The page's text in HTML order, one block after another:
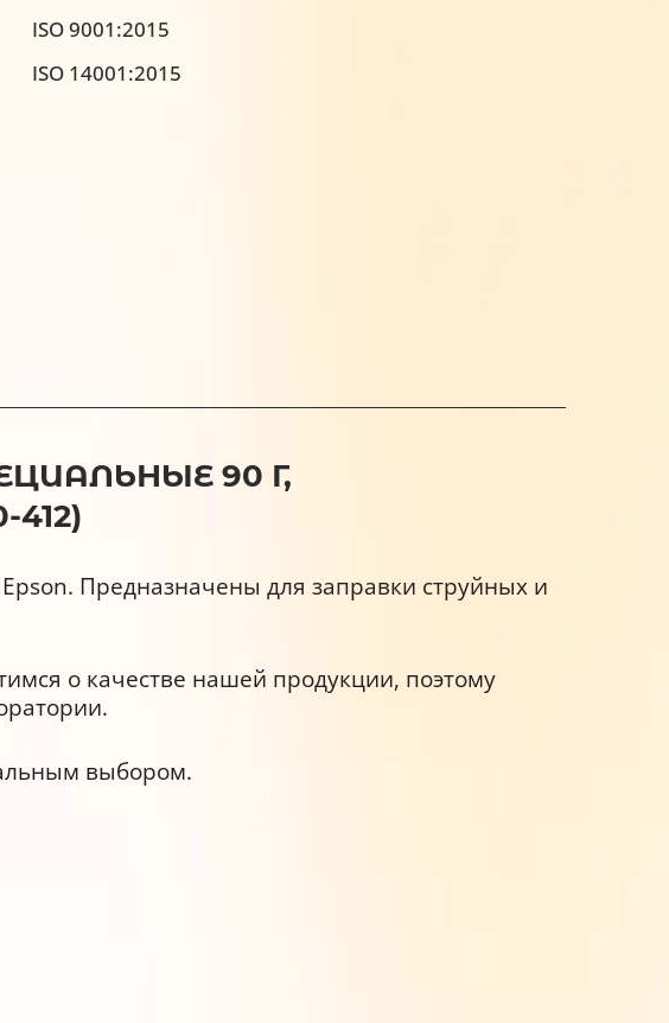
ISO 9001:2015
ISO 14001:2015
90 Г,
Предназначены для заправки струйных и
о качестве нашей продукции, поэтому
выбором.